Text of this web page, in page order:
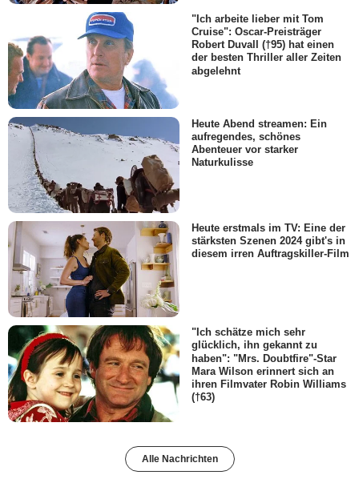
"Ich arbeite lieber mit Tom
Cruise": Oscar-Preisträger
Robert Duvall (†95) hat einen
der besten Thriller aller Zeiten
abgelehnt
Heute Abend streamen: Ein
aufregendes, schönes
Abenteuer vor starker
Naturkulisse
Heute erstmals im TV: Eine der
stärksten Szenen 2024 gibt's in
diesem irren Auftragskiller-Film
"Ich schätze mich sehr
glücklich, ihn gekannt zu
haben": "Mrs. Doubtfire"-Star
Mara Wilson erinnert sich an
ihren Filmvater Robin Williams
(†63)
Alle Nachrichten